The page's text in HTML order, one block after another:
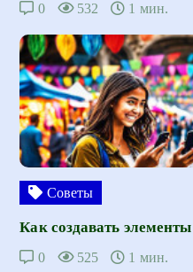
0 532 1 мин.
Советы
Как создавать элементы
0 525 1 мин.